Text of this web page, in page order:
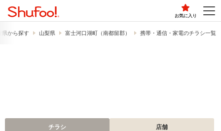
お気に入り
県から探す 山梨県 富士河口湖町（南都留郡） 携帯・通信・家電のチラシ一覧
チラシ 店舗